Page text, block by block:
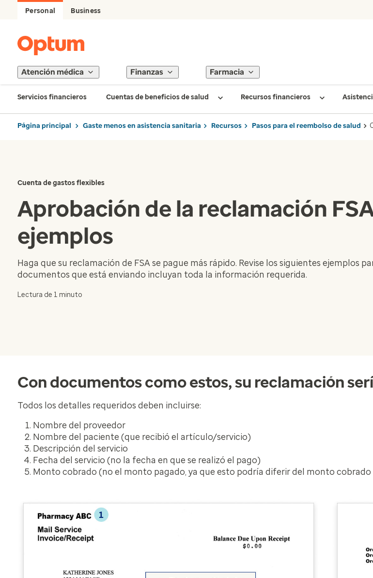
Personal Business
Atención médica Finanzas Farmacia
Servicios financieros Cuentas de beneficios de salud Recursos financieros
Página principal Gaste menos en asistencia sanitaria Recursos Pasos para el reembolso de salud
Cuenta de gastos flexibles
Aprobación de la reclamación
ejemplos
Haga que su reclamación de FSA se pague más rápido. Revise los siguientes ejemplos
documentos que está enviando incluyan toda la información requerida.
Lectura de 1 minuto
Con documentos como estos, su reclamación
Todos los detalles requeridos deben incluirse:
Nombre del proveedor
Nombre del paciente (que recibió el artículo/servicio)
Descripción del servicio
Fecha del servicio (no la fecha en que se realizó el pago)
Monto cobrado (no el monto pagado, ya que esto podría diferir del monto